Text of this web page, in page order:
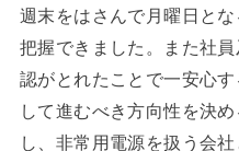
週末をはさんで月曜日と
把握できました。また社
認がとれたことで一安心す
して進むべき方向性を決
し、非常用電源を扱う会